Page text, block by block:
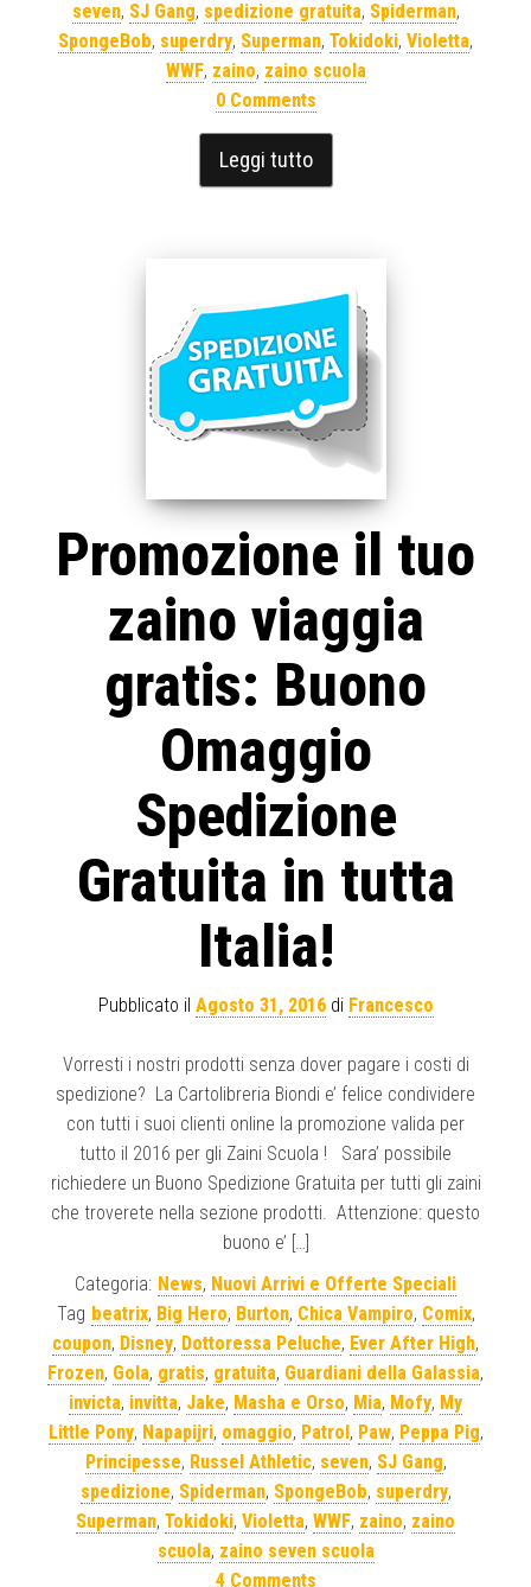
seven, SJ Gang, spedizione gratuita, Spiderman,
SpongeBob, superdry, Superman, Tokidoki, Violetta,
WWF, zaino, zaino scuola
0 Comments
Leggi tutto
Promozione il tuo
zaino viaggia
gratis: Buono
Omaggio
Spedizione
Gratuita in tutta
Italia!
Pubblicato il Agosto 31, 2016di Francesco
Vorresti i nostri prodotti senza dover pagare i costi di
spedizione? La Cartolibreria Biondi e’ felice condividere
con tutti i suoi clienti online la promozione valida per
tutto il 2016 per gli Zaini Scuola ! Sara’ possibile
richiedere un Buono Spedizione Gratuita per tutti gli zaini
che troverete nella sezione prodotti. Attenzione: questo
buono e’ […]
Categoria: News, Nuovi Arrivi e Offerte Speciali
Tag beatrix, Big Hero, Burton, Chica Vampiro, Comix,
coupon, Disney, Dottoressa Peluche, Ever After High,
Frozen, Gola, gratis, gratuita, Guardiani della Galassia,
invicta, invitta, Jake, Masha e Orso, Mia, Mofy, My
Little Pony, Napapijri, omaggio, Patrol, Paw, Peppa Pig,
Principesse, Russel Athletic, seven, SJ Gang,
spedizione, Spiderman, SpongeBob, superdry,
Superman, Tokidoki, Violetta, WWF, zaino, zaino
scuola, zaino seven scuola
4 Comments